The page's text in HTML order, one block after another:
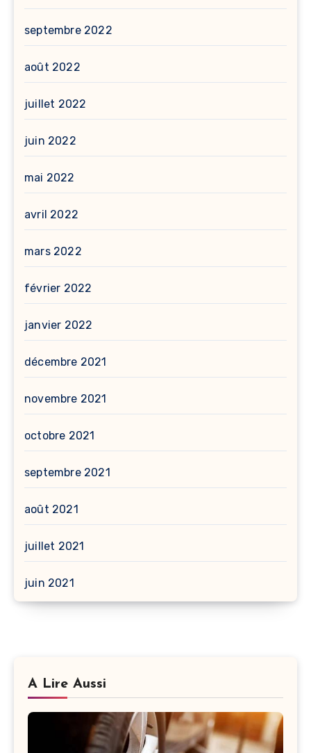
septembre 2022
août 2022
juillet 2022
juin 2022
mai 2022
avril 2022
mars 2022
février 2022
janvier 2022
décembre 2021
novembre 2021
octobre 2021
septembre 2021
août 2021
juillet 2021
juin 2021
A Lire Aussi